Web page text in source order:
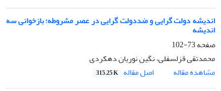
اندیشه دولت گرایی و ضددولت گرایی در عصر مشروطه؛ بازخوانی سه
اندیشه
صفحه73-102
محمدتقی قزلسفلی، نگین نوریان دهکردی
مشاهده مقاله
اصل مقاله 315.25 K